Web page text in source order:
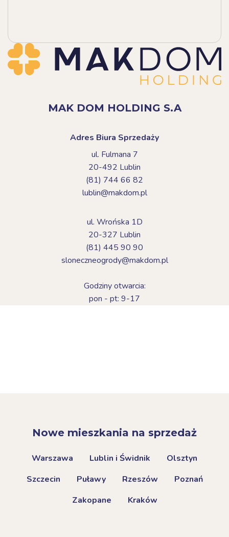
MAK DOM HOLDING S.A
Adres Biura Sprzedaży
ul. Fulmana 7
20-492 Lublin
(81) 744 66 82
lublin@makdom.pl
ul. Wrońska 1D
20-327 Lublin
(81) 445 90 90
sloneczneogrody@makdom.pl
Godziny otwarcia:
pon - pt: 9-17
Nowe mieszkania na sprzedaż
Warszawa Lublin i Świdnik
Olsztyn
Szczecin
Puławy Rzeszów
Poznań
Zakopane
Kraków